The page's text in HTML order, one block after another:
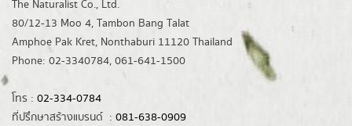
The Naturalist Co., Ltd.
80/12-13 Moo 4, Tambon Bang Talat
Amphoe Pak Kret, Nonthaburi 11120 Thailand
Phone: 02-3340784, 061-641-1500
โทร : 02-334-0784
ที่ปรึกษาสร้างแบรนด์ : 081-638-0909